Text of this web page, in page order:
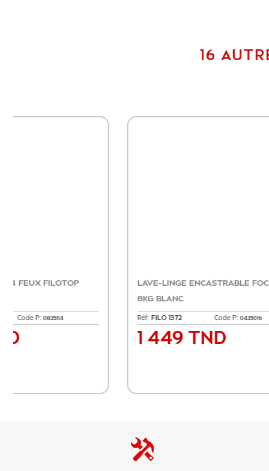
16
EVIER 1 BAC + EGOUTTOIR GREGE
Réf:FILO 100A Code P:0635672
HOTTE
Réf:F919X